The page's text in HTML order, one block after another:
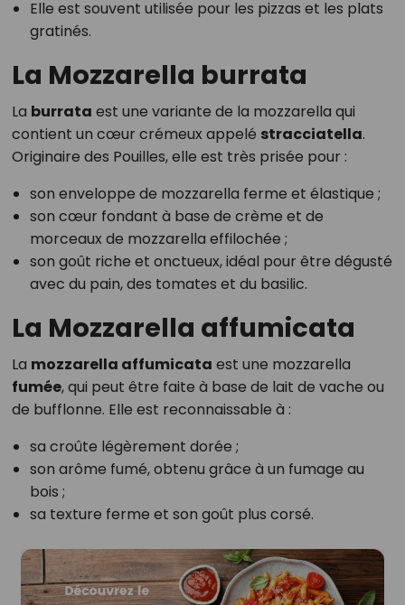
Elle est souvent utilisée pour les pizzas et les plats
gratinés.
La Mozzarella burrata
La burrata est une variante de la mozzarella qui
contient un cœur crémeux appelé stracciatella.
Originaire des Pouilles, elle est très prisée pour :
son enveloppe de mozzarella ferme et élastique ;
son cœur fondant à base de crème et de
morceaux de mozzarella effilochée ;
son goût riche et onctueux, idéal pour être dégusté
avec du pain, des tomates et du basilic.
La Mozzarella affumicata
La mozzarella affumicata est une mozzarella
fumée, qui peut être faite à base de lait de vache ou
de bufflonne. Elle est reconnaissable à :
sa croûte légèrement dorée ;
son arôme fumé, obtenu grâce à un fumage au
bois ;
sa texture ferme et son goût plus corsé.